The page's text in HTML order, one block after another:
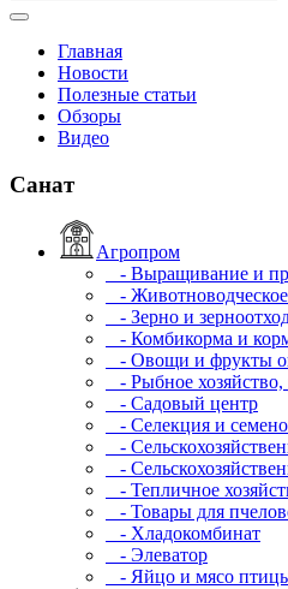
Главная
Новости
Полезные статьи
Обзоры
Видео
Санат
Агропром
- Выращивание и
- Животноводческое
- Зерно и
- Комбикорма и
- Овощи и фрукты
- Рыбное
- Садовый центр
- Селекция и
-
-
- Тепличное
- Товары для
- Хладокомбинат
- Элеватор
- Яйцо и мясо